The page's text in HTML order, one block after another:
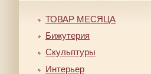
ТОВАР МЕСЯЦА
Бижутерия
Скульптуры
Интерьер